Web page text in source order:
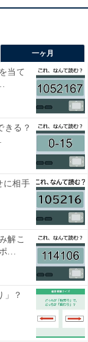
一ヶ月
当て
きる？
に相手
解こ
...
」？